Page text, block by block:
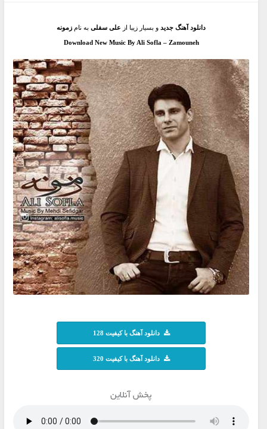
دانلود آهنگ جدیدو بسیار زیبا از علی سفلیبه نام زمونه
Download New Music By Ali Sofla – Zamouneh
دانلود آهنگ با کیفیت 128
دانلود آهنگ با کیفیت 320
پخش آنلاین